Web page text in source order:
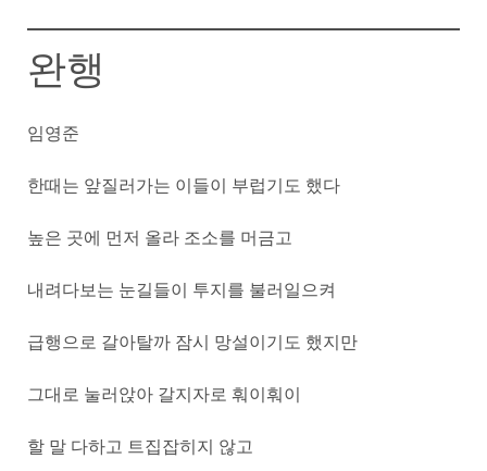
완행
임영준
한때는 앞질러가는 이들이 부럽기도 했다
높은 곳에 먼저 올라 조소를 머금고
내려다보는 눈길들이 투지를 불러일으켜
급행으로 갈아탈까 잠시 망설이기도 했지만
그대로 눌러앉아 갈지자로 훠이훠이
할 말 다하고 트집잡히지 않고